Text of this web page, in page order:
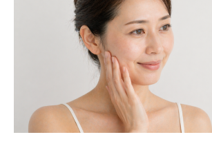
採用情報